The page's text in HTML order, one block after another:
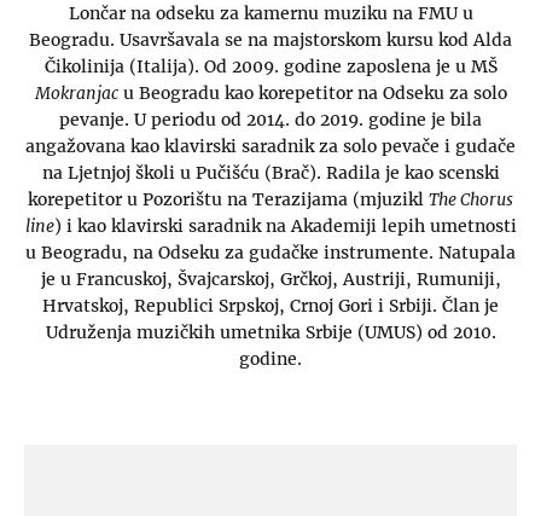
Lončar na odseku za kamernu muziku na FMU u
Beogradu. Usavršavala se na majstorskom kursu kod Alda
Čikolinija (Italija). Od 2009. godine zaposlena je u MŠ
Mokranjacu Beogradu kao korepetitor na Odseku za solo
pevanje. U periodu od 2014. do 2019. godine je bila
angažovana kao klavirski saradnik za solo pevače i gudače
na Ljetnjoj školi u Pučišću (Brač). Radila je kao scenski
korepetitor u Pozorištu na Terazijama (mjuzikl The Chorus
line) i kao klavirski saradnik na Akademiji lepih umetnosti
u Beogradu, na Odseku za gudačke instrumente. Natupala
je u Francuskoj, Švajcarskoj, Grčkoj, Austriji, Rumuniji,
Hrvatskoj, Republici Srpskoj, Crnoj Gori i Srbiji. Član je
Udruženja muzičkih umetnika Srbije (UMUS) od 2010.
godine.